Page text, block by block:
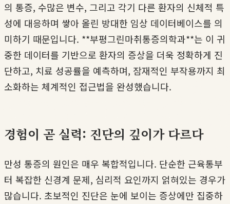
의 통증, 수많은 변수, 그리고 각기 다른 환자의 신체적 특
성에 대응하며 쌓아 올린 방대한 임상 데이터베이스를 의
미하기 때문입니다. **부평그린마취통증의학과**는 이 귀
중한 데이터를 기반으로 환자의 증상을 더욱 정확하게 진
단하고, 치료 성공률을 예측하며, 잠재적인 부작용까지 최
소화하는 체계적인 접근법을 완성했습니다.
경험이 곧 실력: 진단의 깊이가 다르다
만성 통증의 원인은 매우 복합적입니다. 단순한 근육통부
터 복잡한 신경계 문제, 심리적 요인까지 얽혀있는 경우가
많습니다. 초보적인 진단은 눈에 보이는 증상에만 집중하